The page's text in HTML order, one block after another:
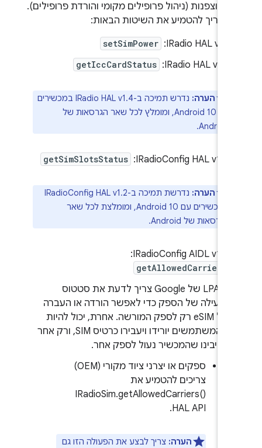
eUICC מוצפנות (ניהול פרופילים מקומי והורדת פרופילים).
צריך להטמיע את השיטות הבאות:
‫IRadio HAL v1.1:
setSimPower
‫IRadio HAL v1.2:
getIccCardStatus
נדרש תמיכה ב-IRadio HAL v1.4 במכשירים
עם Android 10, ומומלץ לכל שאר הגרסאות של
‫IRadioConfig HAL v1.0:
getSimSlotsStatus
נדרשת תמיכה ב-IRadioConfig HAL v1.2
במכשירים עם Android 10, ומומלצת לכל שאר
הגרסאות של Android.
‫IRadioConfig AIDL v1.0:
getAllowedCarriers
ה-LPA של Google צריך לדעת את סטטוס
הנעילה של הספק כדי לאפשר הורדה או העברה
של eSIM רק לספק המורשה. אחרת, יכול להיות
שהמשתמשים יורידו ויעבירו כרטיס SIM, ורק אחר
כך יבינו שהמכשיר נעול לספק אחר.
ספקים או יצרני ציוד מקורי (OEM)
צריכים להטמיע את
IRadioSim.getAllowedCarriers()
HAL API.
הערה:צריך לבצע את הפעולה הזו גם